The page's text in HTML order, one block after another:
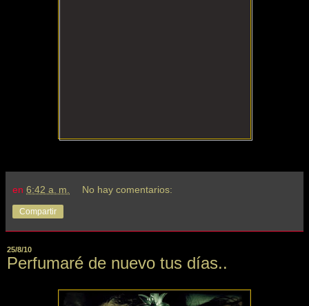
en 6:42 a. m. No hay comentarios:
Compartir
25/8/10
Perfumaré de nuevo tus días..